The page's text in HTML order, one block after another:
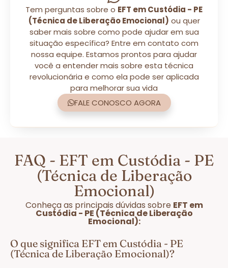
Tem perguntas sobre o EFT em Custódia - PE
(Técnica de Liberação Emocional) ou quer
saber mais sobre como pode ajudar em sua
situação específica? Entre em contato com
nossa equipe. Estamos prontos para ajudar
você a entender mais sobre esta técnica
revolucionária e como ela pode ser aplicada
para melhorar sua vida
FALE CONOSCO AGORA
FAQ - EFT em Custódia - PE
(Técnica de Liberação
Emocional)
Conheça as principais dúvidas sobre EFT em
Custódia - PE (Técnica de Liberação
Emocional):
O que significa EFT em Custódia - PE
(Técnica de Liberação Emocional)?